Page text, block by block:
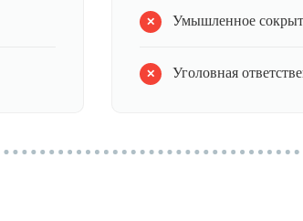
Умышленное
Уголовная